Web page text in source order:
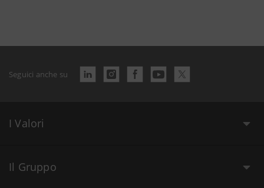
Seguici anche su
I Valori
Il Gruppo